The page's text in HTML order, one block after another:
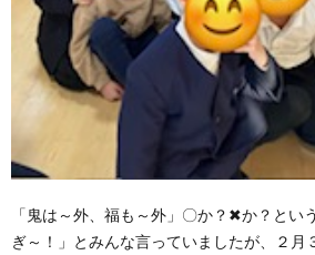
「鬼は～外、福も～外」〇か？✖か？とい
ぎ～！」とみんな言っていましたが、２月